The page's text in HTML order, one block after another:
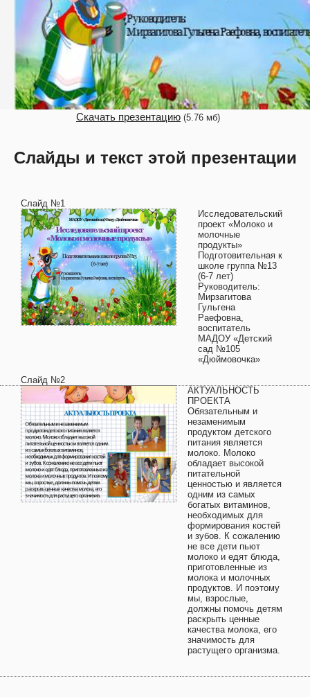
Скачать презентацию (5.76 мб)
Слайды и текст этой презентации
Слайд №1
Исследовательский
проект «Молоко и
молочные
продукты»
Подготовительная к
школе группа №13
(6-7 лет)
Руководитель:
Мирзагитова
Гульгена
Раефовна,
воспитатель
МАДОУ «Детский
сад №105
«Дюймовочка»
Слайд №2
АКТУАЛЬНОСТЬ
ПРОЕКТА
Обязательным и
незаменимым
продуктом детского
питания является
молоко. Молоко
обладает высокой
питательной
ценностью и является
одним из самых
богатых витаминов,
необходимых для
формирования костей
и зубов. К сожалению
не все дети пьют
молоко и едят блюда,
приготовленные из
молока и молочных
продуктов. И поэтому
мы, взрослые,
должны помочь детям
раскрыть ценные
качества молока, его
значимость для
растущего организма.